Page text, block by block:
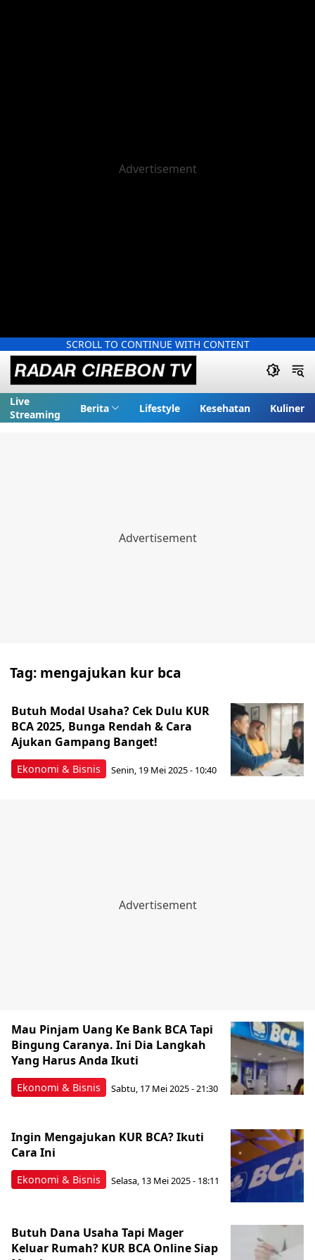
SCROLL TO CONTINUE WITH CONTENT
Live
Streaming
Berita Lifestyle Kesehatan Kuliner
Tag: mengajukan kur bca
Ekonomi & Bisnis
Butuh Modal Usaha? Cek Dulu KUR
BCA 2025, Bunga Rendah & Cara
Ajukan Gampang Banget!
Senin, 19 Mei 2025 - 10:40
Ekonomi & Bisnis
Mau Pinjam Uang Ke Bank BCA Tapi
Bingung Caranya. Ini Dia Langkah
Yang Harus Anda Ikuti
Sabtu, 17 Mei 2025 - 21:30
Ekonomi & Bisnis
Ingin Mengajukan KUR BCA? Ikuti
Cara Ini
Selasa, 13 Mei 2025 - 18:11
Butuh Dana Usaha Tapi Mager
Keluar Rumah? KUR BCA Online Siap